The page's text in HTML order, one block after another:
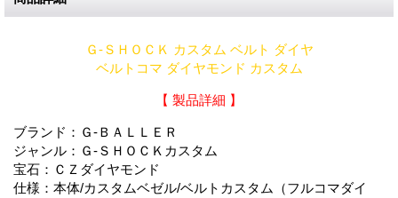
Ｇ-ＳＨＯＣＫ カスタム ベルト ダイヤ
ベルトコマ ダイヤモンド カスタム
【 製品詳細 】
ブランド：Ｇ-ＢＡＬＬＥＲ
ジャンル：Ｇ-ＳＨＯＣＫカスタム
宝石：ＣＺダイヤモンド
仕様：本体/カスタムベゼル/ベルトカスタム（フルコマダイ